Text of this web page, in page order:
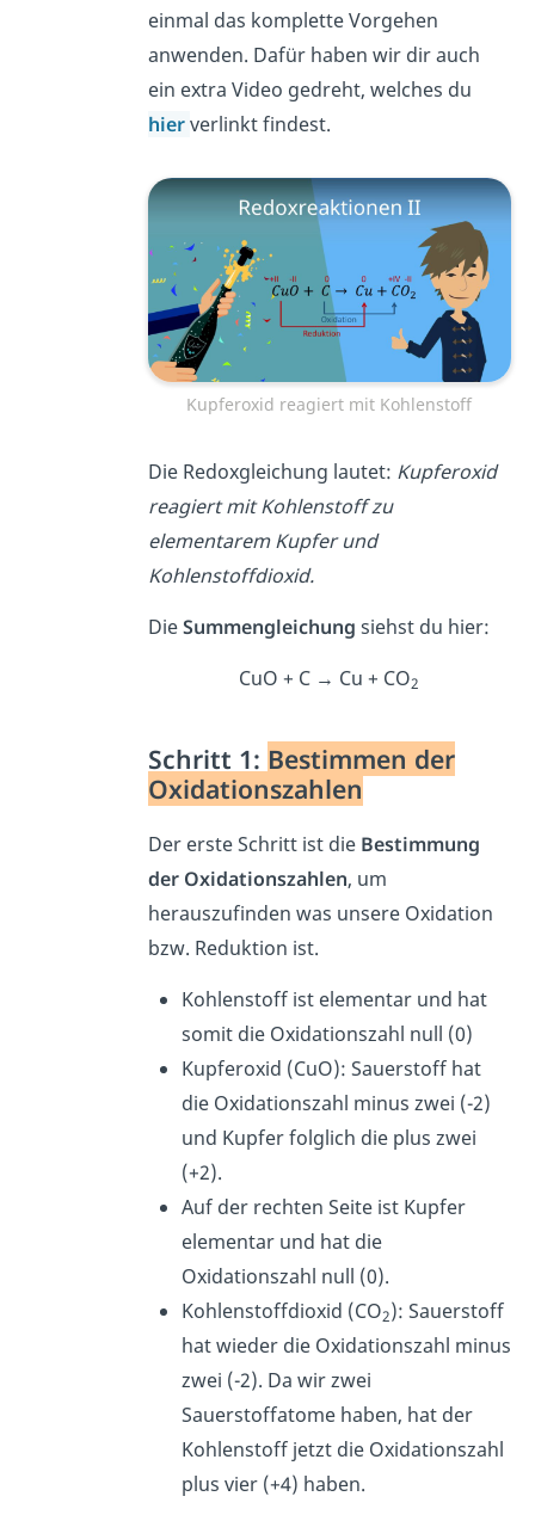
einmal das komplette Vorgehen
anwenden. Dafür haben wir dir auch
ein extra Video gedreht, welches du
hierverlinkt findest.
Kupferoxid reagiert mit Kohlenstoff
Die Redoxgleichung lautet: Kupferoxid
reagiert mit Kohlenstoff zu
elementarem Kupfer und
Kohlenstoffdioxid.
DieSummengleichung siehst du hier:
CuO + C → Cu + CO2
Schritt 1: Bestimmen der
Oxidationszahlen
Der erste Schritt ist die Bestimmung
der Oxidationszahlen, um
herauszufinden was unsere Oxidation
bzw. Reduktion ist.
Kohlenstoff ist elementar und hat
somit die Oxidationszahl null (0)
Kupferoxid (CuO): Sauerstoff hat
die Oxidationszahl minus zwei (-2)
und Kupfer folglich die plus zwei
(+2).
Auf der rechten Seite ist Kupfer
elementar und hat die
Oxidationszahl null (0).
Kohlenstoffdioxid (CO2): Sauerstoff
hat wieder die Oxidationszahl minus
zwei (-2). Da wir zwei
Sauerstoffatome haben, hat der
Kohlenstoff jetzt die Oxidationszahl
plus vier (+4) haben.